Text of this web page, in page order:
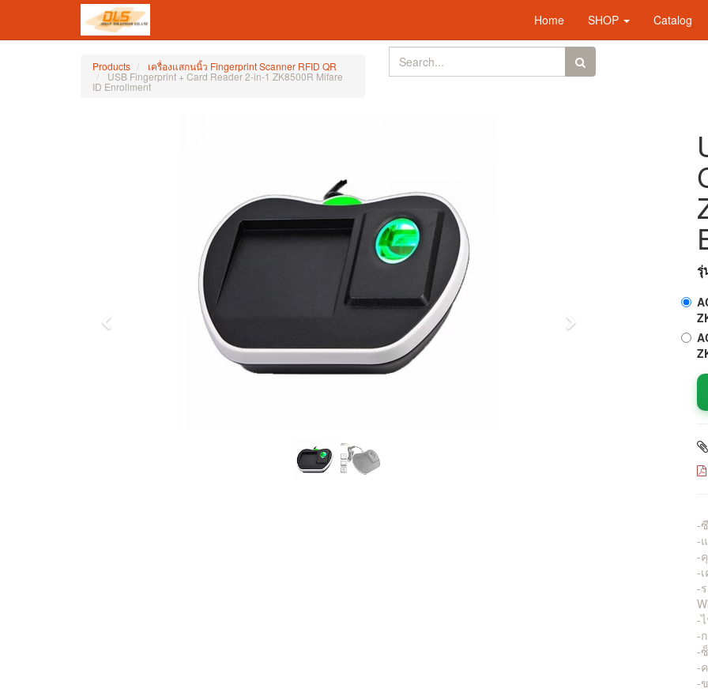
Home SHOP Catalog
Products เครื่องแสกนนิ้ว Fingerprint Scanner RFID QR
USB Fingerprint + Card Reader 2-in-1 ZK8500R Mifare
ID Enrollment
Next
รุ่
-
-
-
-
-
-
-
-
-
-